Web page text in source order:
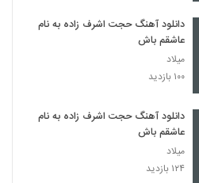
دانلود آهنگ حجت اشرف زاده به نام
عاشقم باش
میلاد
۱۰۰ بازدید
دانلود آهنگ حجت اشرف زاده به نام
عاشقم باش
میلاد
۱۲۴ بازدید